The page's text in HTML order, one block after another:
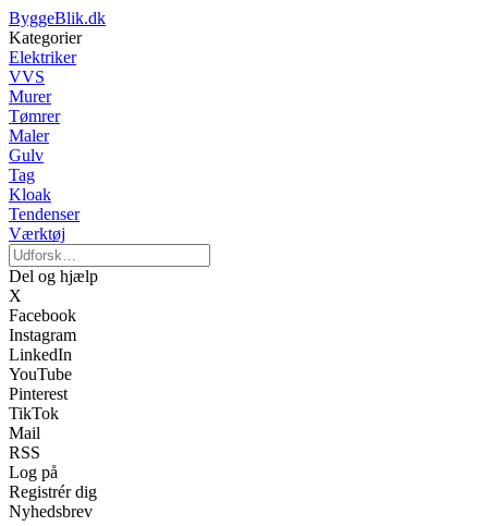
ByggeBlik.dk
Kategorier
Elektriker
VVS
Murer
Tømrer
Maler
Gulv
Tag
Kloak
Tendenser
Værktøj
Del og hjælp
X
Facebook
Instagram
LinkedIn
YouTube
Pinterest
TikTok
Mail
RSS
Log på
Registrér dig
Nyhedsbrev